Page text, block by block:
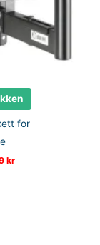
for
krNåværende